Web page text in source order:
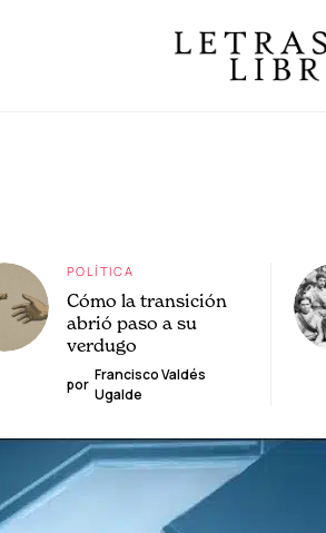
POLÍTICA
Cómo la transición
abrió paso a su
verdugo
por
Francisco Valdés
Ugalde